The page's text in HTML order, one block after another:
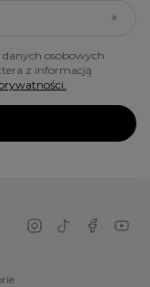
osobowych
z informacją